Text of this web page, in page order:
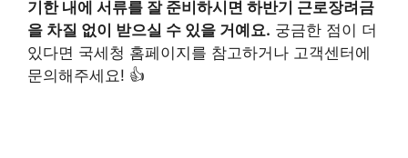
기한 내에 서류를 잘 준비하시면 하반기 근로장려금
을 차질 없이 받으실 수 있을 거예요. 궁금한 점이 더
있다면 국세청 홈페이지를 참고하거나 고객센터에
문의해주세요! 👍